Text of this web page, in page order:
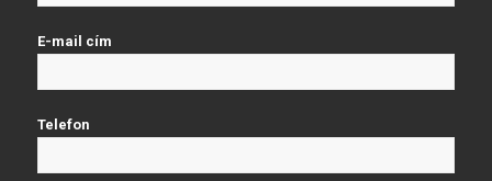
E-mail cím
Telefon